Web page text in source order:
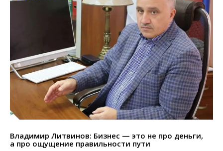
Владимир Литвинов: Бизнес — это не про деньги,
а про ощущение правильности пути